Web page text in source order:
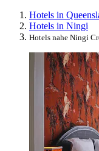
Hotels in
Hotels in Ningi
Hotels nahe Ningi